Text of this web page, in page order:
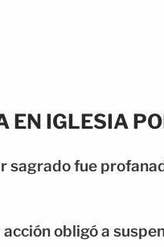
EN IGLESIA
sagrado fue
acción obligó a